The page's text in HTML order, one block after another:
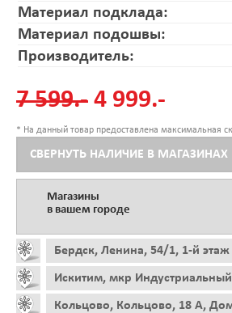
Материал подклада:
Материал подошвы:
Производитель:
7 599.- 4 999.-
* На данный товар предоставлена максимальная
СВЕРНУТЬ НАЛИЧИЕ В
Магазины
в вашем городе
Бердск, Ленина, 54/1, 1-й этаж
Искитим, мкр
Кольцово, Кольцово, 18 А,